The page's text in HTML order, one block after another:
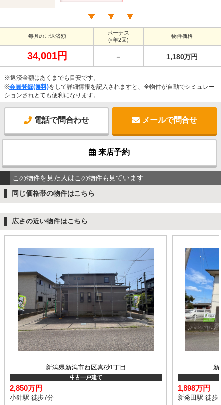
毎月のご返済額
ボーナス
(×年2回)
物件価格
34,001円 － 1,180万円
※返済金額はあくまでも目安です。
※会員登録(無料)をして詳細情報を記入されますと、全物件が自動でシミュレー
ションされとても便利になります。
電話で問合わせ メールで問合せ
来店予約
この物件を見た人はこの物件も見ています
同じ価格帯の物件はこちら
広さの近い物件はこちら
新潟県新潟市西区真砂1丁目
中古一戸建て
2,850万円
小針駅 徒歩7分
1,898万円
新発田駅 徒歩